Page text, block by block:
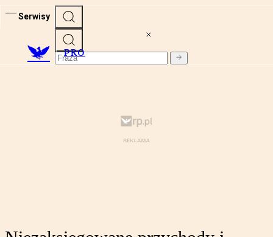
Serwisy
PRO